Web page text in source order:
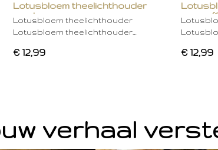
Lotusbloem theelichthouder
mocha
Lotusbloem theelichthouder
Lotusbloem theelichthouder…
€ 12,99
groen
€ 12,99
verhaal